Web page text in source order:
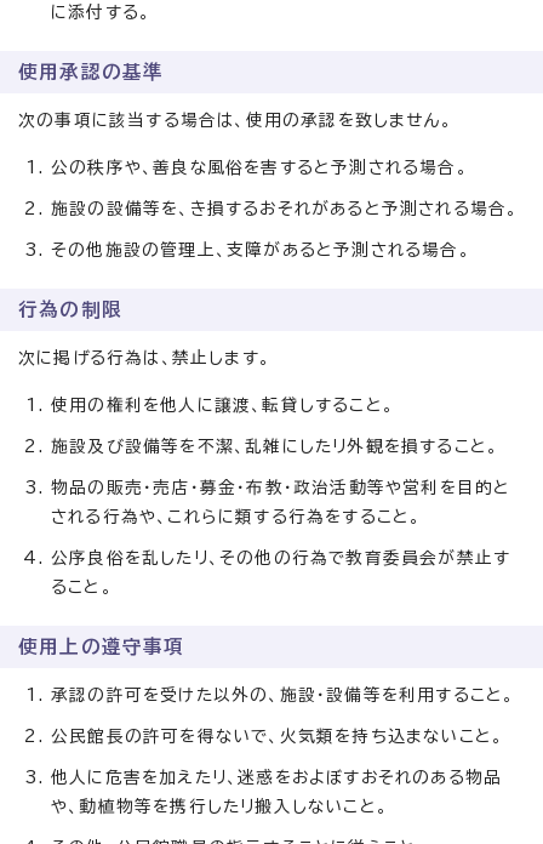
に添付する。
使用承認の基準
次の事項に該当する場合は、使用の承認を致しません。
公の秩序や、善良な風俗を害すると予測される場合。
施設の設備等を、き損するおそれがあると予測される場合。
その他施設の管理上、支障があると予測される場合。
行為の制限
次に掲げる行為は、禁止します。
使用の権利を他人に譲渡、転貸しすること。
施設及び設備等を不潔、乱雑にしたリ外観を損すること。
物品の販売・売店・募金・布教・政治活動等や営利を目的と
される行為や、これらに類する行為をすること。
公序良俗を乱したリ、その他の行為で教育委員会が禁止す
ること。
使用上の遵守事項
承認の許可を受けた以外の、施設・設備等を利用すること。
公民館長の許可を得ないで、火気類を持ち込まないこと。
他人に危害を加えたリ、迷惑をおよぼすおそれのある物品
や、動植物等を携行したリ搬入しないこと。